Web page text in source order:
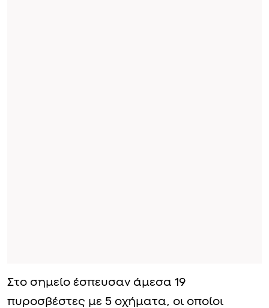
Στο σημείο έσπευσαν άμεσα 19
πυροσβέστες με 5 οχήματα, οι οποίοι